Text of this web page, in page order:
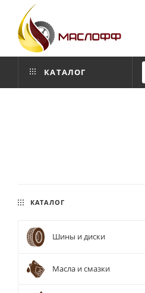
КАТАЛОГ
КАТАЛОГ
Шины и диски
Масла и смазки